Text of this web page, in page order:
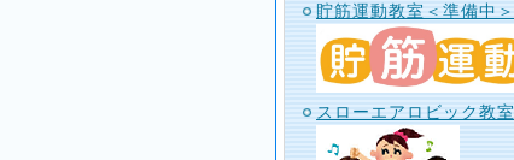
貯筋運動教室＜準備中＞
スローエアロビック教室